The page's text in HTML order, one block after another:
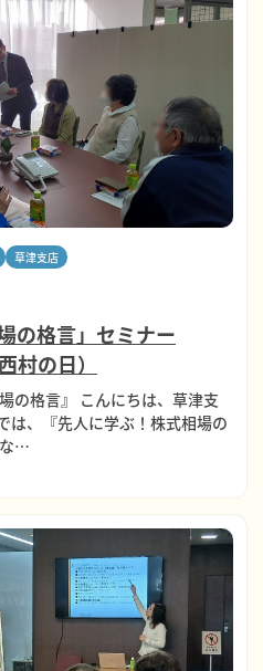
草津支店
の格言」セミナー
村の日）
の格言』 こんにちは、草津支
は、『先人に学ぶ！株式相場の
な…